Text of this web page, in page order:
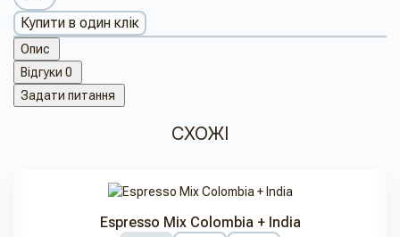
Купити в один клік
Опис
Відгуки 0
Задати питання
СХОЖІ
Espresso Mix Colombia + India